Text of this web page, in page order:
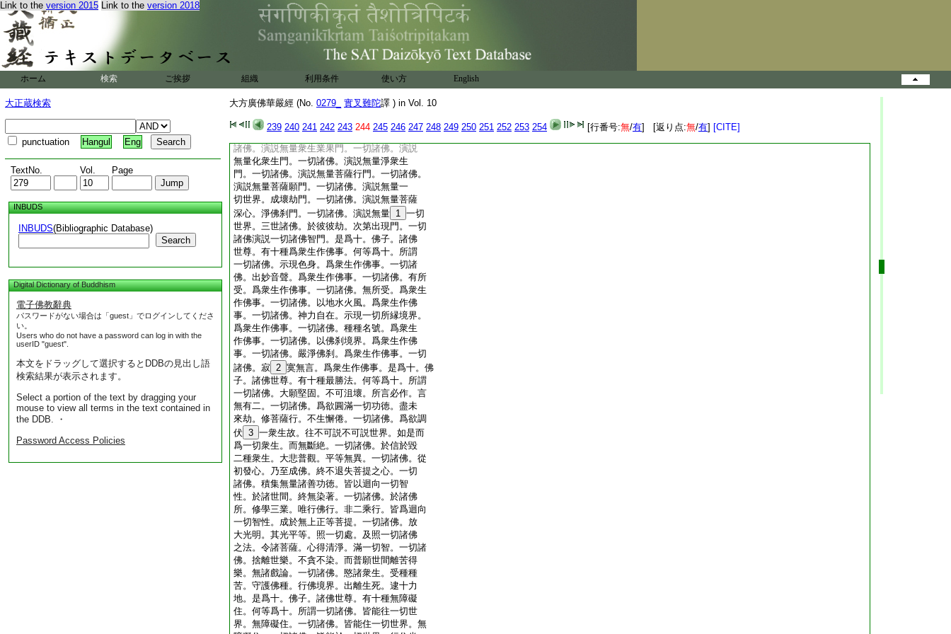
Link to the version 2015 Link to the version 2018
ホーム 検索 ご挨拶 組織 利用条件 使い方 English
大正蔵検索
punctuation Hangul Eng
TextNo. Vol. Page
INBUDS
INBUDS(Bibliographic Database)
Search
Digital Dictionary of Buddhism
電子佛教辭典
パスワードがない場合は「guest」でログインしてくださ
い。
Users who do not have a password can log in with the
userID "guest".
本文をドラッグして選択するとDDBの見出し語
検索結果が表示されます。
Select a portion of the text by dragging your
mouse to view all terms in the text contained in
the DDB. ・
Password Access Policies
大方廣佛華嚴經 (No. 0279_ 實叉難陀譯 ) in Vol. 10
239 240 241 242 243 244 245 246 247 248 249 250 251 252 253 254 [行番号:無/有] [返り点:無/有] [CITE]
者。無盡智海法。是爲十。佛子。諸佛世尊。有
十種常法。何等爲十。所謂一切諸佛。常行一
切諸波羅蜜。一切諸佛。於一切法。常離迷惑。
一切諸佛。常具大悲。一切諸佛。常有十力。一
切諸佛。常轉法輪。一切諸佛。常爲衆生。示成
正覺。一切諸佛。常樂調伏一切衆生。一切諸
佛。心常正念不二之法。一切諸佛。化衆生已。
常示入於無餘涅槃。諸佛境界。無邊際故。是
爲十。佛子。諸佛世尊。有十種演説無量諸佛
法門。何等爲十。所謂一切諸佛。演説無量衆
諸佛。演説無量衆生業果門。一切諸佛。演説
無量化衆生門。一切諸佛。演説無量淨衆生
門。一切諸佛。演説無量菩薩行門。一切諸佛。
演説無量菩薩願門。一切諸佛。演説無量一
切世界。成壞劫門。一切諸佛。演説無量菩薩
深心。淨佛刹門。一切諸佛。演説無量 1 一切
世界。三世諸佛。於彼彼劫。次第出現門。一切
諸佛演説一切諸佛智門。是爲十。佛子。諸佛
世尊。有十種爲衆生作佛事。何等爲十。所謂
一切諸佛。示現色身。爲衆生作佛事。一切諸
佛。出妙音聲。爲衆生作佛事。一切諸佛。有所
受。爲衆生作佛事。一切諸佛。無所受。爲衆生
作佛事。一切諸佛。以地水火風。爲衆生作佛
事。一切諸佛。神力自在。示現一切所縁境界。
爲衆生作佛事。一切諸佛。種種名號。爲衆生
作佛事。一切諸佛。以佛刹境界。爲衆生作佛
事。一切諸佛。嚴淨佛刹。爲衆生作佛事。一切
諸佛。寂 2 寞無言。爲衆生作佛事。是爲十。佛
子。諸佛世尊。有十種最勝法。何等爲十。所謂
一切諸佛。大願堅固。不可沮壞。所言必作。言
無有二。一切諸佛。爲欲圓滿一切功徳。盡未
來劫。修菩薩行。不生懈倦。一切諸佛。爲欲調
伏 3 一衆生故。往不可説不可説世界。如是而
爲一切衆生。而無斷絶。一切諸佛。於信於毀
二種衆生。大悲普觀。平等無異。一切諸佛。從
初發心。乃至成佛。終不退失菩提之心。一切
諸佛。積集無量諸善功徳。皆以迴向一切智
性。於諸世間。終無染著。一切諸佛。於諸佛
所。修學三業。唯行佛行。非二乘行。皆爲迴向
一切智性。成於無上正等菩提。一切諸佛。放
大光明。其光平等。照一切處。及照一切諸佛
之法。令諸菩薩。心得清淨。滿一切智。一切諸
佛。捨離世樂。不貪不染。而普願世間離苦得
樂。無諸戲論。一切諸佛。愍諸衆生。受種種
苦。守護佛種。行佛境界。出離生死。逮十力
地。是爲十。佛子。諸佛世尊。有十種無障礙
住。何等爲十。所謂一切諸佛。皆能往一切世
界。無障礙住。一切諸佛。皆能住一切世界。無